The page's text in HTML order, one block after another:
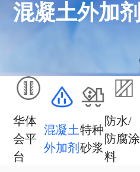
混凝土外加剂
华体
会平
台
混凝土
外加剂
特种
砂浆
防水/
防腐涂
料